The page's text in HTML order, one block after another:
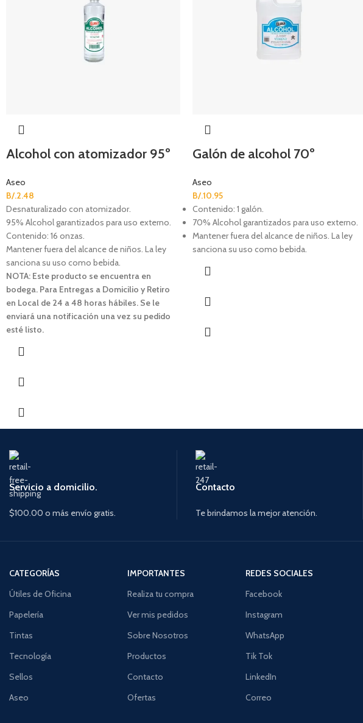
Alcohol con atomizador 95º
Aseo
B/.2.48
Desnaturalizado con atomizador.
95% Alcohol garantizados para uso externo.
Contenido: 16 onzas.
Mantener fuera del alcance de niños. La ley
sanciona su uso como bebida.
NOTA: Este producto se encuentra en
bodega. Para Entregas a Domicilio y Retiro
en Local de 24 a 48 horas hábiles. Se le
enviará una notificación una vez su pedido
esté listo.
Galón de alcohol 70º
Aseo
B/.10.95
Contenido: 1 galón.
70% Alcohol garantizados para uso externo.
Mantener fuera del alcance de niños. La ley
sanciona su uso como bebida.
Servicio a domicilio.
$100.00 o más envío gratis.
Contacto
Te brindamos la mejor atención.
CATEGORÍAS
Útiles de Oficina
Papelería
Tintas
Tecnología
Sellos
Aseo
IMPORTANTES
Realiza tu compra
Ver mis pedidos
Sobre Nosotros
Productos
Contacto
Ofertas
REDES SOCIALES
Facebook
Instagram
WhatsApp
Tik Tok
LinkedIn
Correo